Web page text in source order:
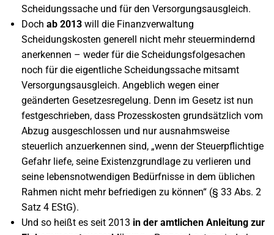
Scheidungssache und für den Versorgungsausgleich.
Doch ab 2013 will die Finanzverwaltung
Scheidungskosten generell nicht mehr steuermindernd
anerkennen – weder für die Scheidungsfolgesachen
noch für die eigentliche Scheidungssache mitsamt
Versorgungsausgleich. Angeblich wegen einer
geänderten Gesetzesregelung. Denn im Gesetz ist nun
festgeschrieben, dass Prozesskosten grundsätzlich vom
Abzug ausgeschlossen und nur ausnahmsweise
steuerlich anzuerkennen sind, „wenn der Steuerpflichtige
Gefahr liefe, seine Existenzgrundlage zu verlieren und
seine lebensnotwendigen Bedürfnisse in dem üblichen
Rahmen nicht mehr befriedigen zu können“ (§ 33 Abs. 2
Satz 4 EStG).
Und so heißt es seit 2013 in der amtlichen Anleitung zur